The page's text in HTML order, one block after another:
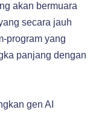
akan bermuara
secara jauh
program yang
panjang dengan
gen AI